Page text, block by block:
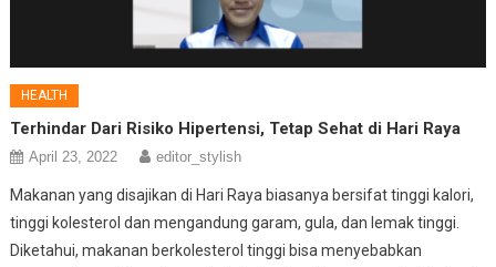
HEALTH
Terhindar Dari Risiko Hipertensi, Tetap Sehat di Hari Raya
April 23, 2022 editor_stylish
Makanan yang disajikan di Hari Raya biasanya bersifat tinggi kalori,
tinggi kolesterol dan mengandung garam, gula, dan lemak tinggi.
Diketahui, makanan berkolesterol tinggi bisa menyebabkan